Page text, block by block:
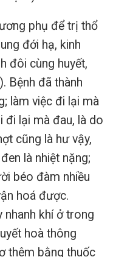
phụ để trị thổ
đới hạ, kinh
đôi cùng huyết,
Bệnh đã thành
làm việc đi lại mà
đi lại mà đau, là do
cũng là hư vậy,
là nhiệt nặng;
béo đàm nhiều
hoá được.
nhanh khí ở trong
hoà thông
thêm bằng thuốc